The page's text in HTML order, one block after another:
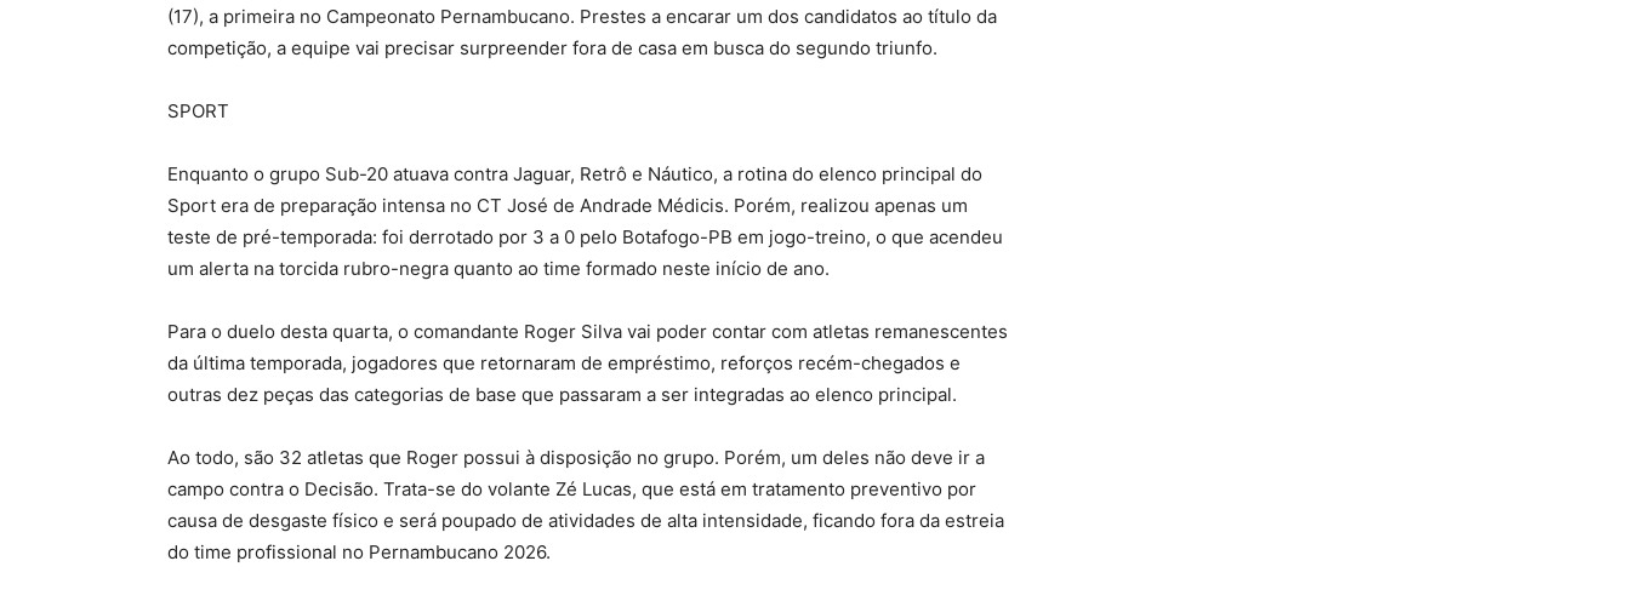
(17), a primeira no Campeonato Pernambucano. Prestes a encarar um dos candidatos ao título da
competição, a equipe vai precisar surpreender fora de casa em busca do segundo triunfo.
SPORT
Enquanto o grupo Sub-20 atuava contra Jaguar, Retrô e Náutico, a rotina do elenco principal do
Sport era de preparação intensa no CT José de Andrade Médicis. Porém, realizou apenas um
teste de pré-temporada: foi derrotado por 3 a 0 pelo Botafogo-PB em jogo-treino, o que acendeu
um alerta na torcida rubro-negra quanto ao time formado neste início de ano.
Para o duelo desta quarta, o comandante Roger Silva vai poder contar com atletas remanescentes
da última temporada, jogadores que retornaram de empréstimo, reforços recém-chegados e
outras dez peças das categorias de base que passaram a ser integradas ao elenco principal.
Ao todo, são 32 atletas que Roger possui à disposição no grupo. Porém, um deles não deve ir a
campo contra o Decisão. Trata-se do volante Zé Lucas, que está em tratamento preventivo por
causa de desgaste físico e será poupado de atividades de alta intensidade, ficando fora da estreia
do time profissional no Pernambucano 2026.